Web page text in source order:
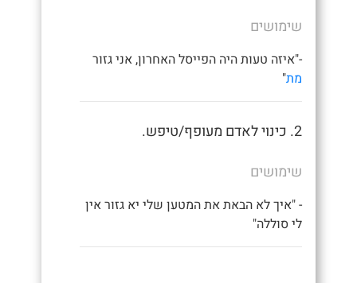
שימושים
-"איזה טעות היה הפייסל האחרון, אני גזור
מת"
2. כינוי לאדם מעופף/טיפש.
שימושים
- "איך לא הבאת את המטען שלי יא גזור אין
לי סוללה"